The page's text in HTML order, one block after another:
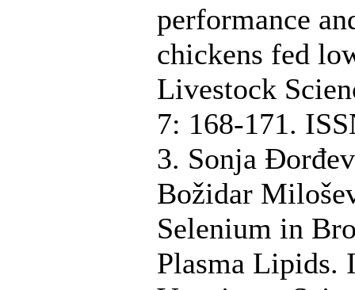
performance
chickens fed
Livestock
7: 168-171.
3. Sonja
Božidar
Selenium in
Plasma Lipids.